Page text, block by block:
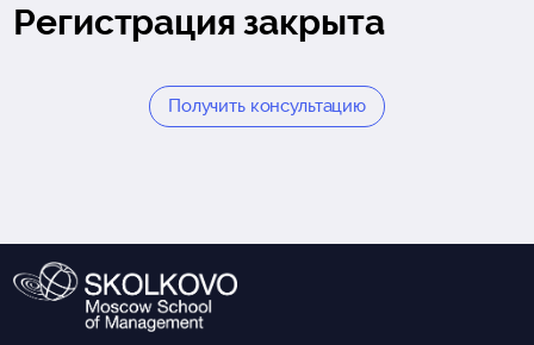
Регистрация закрыта
Получить консультацию